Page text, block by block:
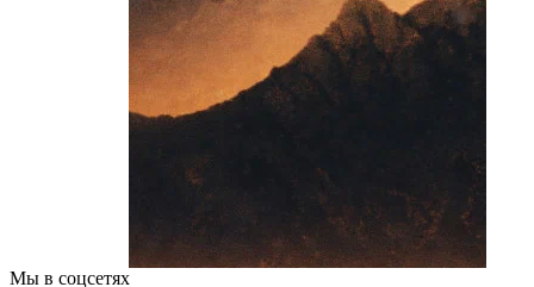
Мы в соцсетях